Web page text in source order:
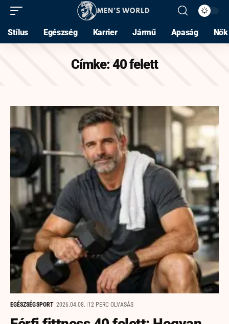
Stílus Egészség Karrier Jármű Apaság Nők
Címke:40 felett
EGÉSZSÉGSPORT 2026.04.08. 12 PERC OLVASÁS